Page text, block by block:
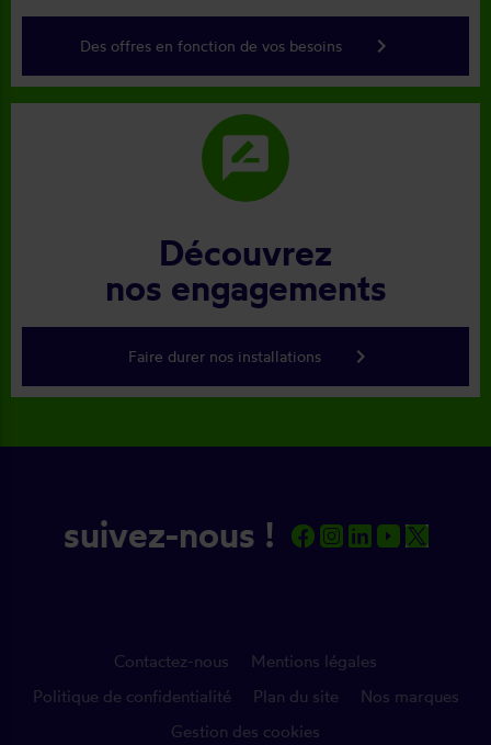
Des offres en fonction de vos besoins keyboard_arrow_right
rate_review
Découvrez
nos engagements
Faire durer nos installations keyboard_arrow_right
suivez-nous !
Contactez-nous
Mentions légales
Politique de confidentialité
Plan du site
Nos marques
Gestion des cookies